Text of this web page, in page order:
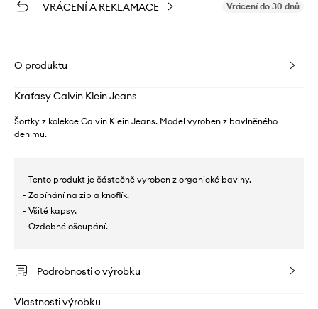
VRÁCENÍ A REKLAMACE Vrácení do 30 dnů
O produktu
Kraťasy Calvin Klein Jeans
Šortky z kolekce Calvin Klein Jeans. Model vyroben z bavlněného
denimu.
- Tento produkt je částečně vyroben z organické bavlny.
- Zapínání na zip a knoflík.
- Všité kapsy.
- Ozdobné ošoupání.
Podrobnosti o výrobku
Vlastnosti výrobku